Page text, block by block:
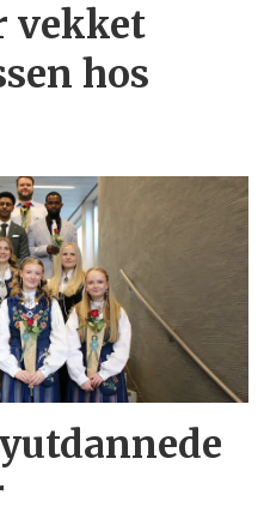
vekket
hos